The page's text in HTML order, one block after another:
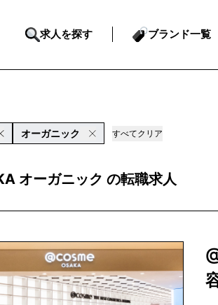
求人を探す ブランド一覧
オーガニック すべてクリア
オーガニック の転職求人